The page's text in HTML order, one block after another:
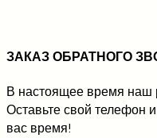
ЗАКАЗ ОБРАТНОГО
В настоящее время наш
Оставьте свой телефон
вас время!